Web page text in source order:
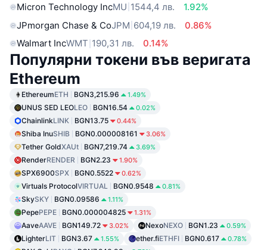
Micron Technology IncMU 1544,4 лв.
1.92%
JPmorgan Chase & CoJPM 604,19 лв.
0.86%
Walmart IncWMT 190,31 лв. 0.14%
Популярни токени във веригата
Ethereum
EthereumETH BGN3,215.96 1.49%
UNUS SED LEOLEO BGN16.54 0.02%
ChainlinkLINK BGN13.75 0.44%
Shiba InuSHIB BGN0.000008161 3.06%
Tether GoldXAUt BGN7,219.74 3.69%
RenderRENDER BGN2.23 1.90%
SPX6900SPX BGN0.5522 0.62%
Virtuals ProtocolVIRTUAL BGN0.9548 0.81%
SkySKY BGN0.09586 1.11%
PepePEPE BGN0.000004825 1.31%
AaveAAVE BGN149.72 3.02% NexoNEXO BGN1.23 0.59%
LighterLIT BGN3.67 1.55% ether.fiETHFI BGN0.617 0.78%